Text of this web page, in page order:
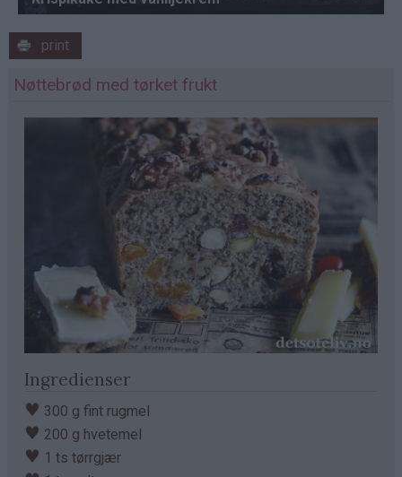
print
Nøttebrød med tørket frukt
Ingredienser
♥ 300 g fint rugmel
♥ 200 g hvetemel
♥ 1 ts tørrgjær